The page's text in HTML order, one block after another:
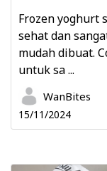
Frozen yoghurt
sehat dan
mudah dibuat.
untuk sa ...
WanBites
15/11/2024